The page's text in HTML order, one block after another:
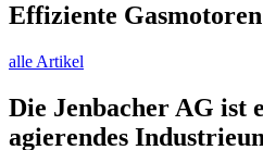
Effiziente
alle Artikel
Die Jenbacher AG ist
agierendes